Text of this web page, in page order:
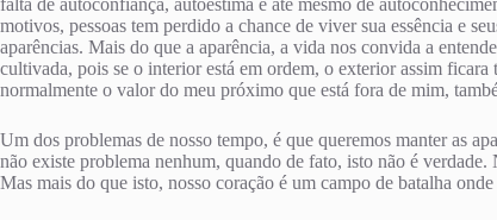
motivos, pessoas tem perdido a chance de viver sua essência e
aparências. Mais do que a aparência, a vida nos convida a
cultivada, pois se o interior está em ordem, o exterior assim
normalmente o valor do meu próximo que está fora de mim,
Um dos problemas de nosso tempo, é que queremos manter as
não existe problema nenhum, quando de fato, isto não é
Mas mais do que isto, nosso coração é um campo de batalha